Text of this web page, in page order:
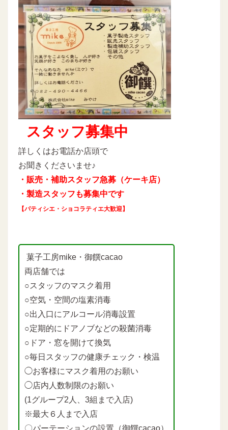
スタッフ募集中
詳しくはお電話か店頭で
お聞きくださいませ♪
・販売・補助スタッフ急募（ケーキ店）
・製造スタッフも募集中です
【パティシエ・ショコラティエ大歓迎】
菓子工房mike・御饌cacao
両店舗では
○スタッフのマスク着用
○空気・空間の塩素消毒
○出入口にアルコール消毒設置
○定期的にドアノブなどの殺菌消毒
○ドア・窓を開けて換気
○毎日スタッフの健康チェック・検温
◯お客様にマスク着用のお願い
◯店内人数制限のお願い
(1グループ2人、3組まで入店)
※最大６人まで入店